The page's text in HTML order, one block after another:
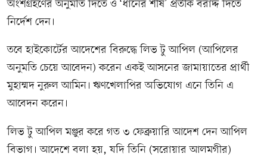
অংশগ্রহণের অনুমতি দিতে ও ‘ধানের শীষ’ প্রতীক বরাদ্দ দিতে
নির্দেশ দেন।
তবে হাইকোর্টের আদেশের বিরুদ্ধে লিভ টু আপিল (আপিলের
অনুমতি চেয়ে আবেদন) করেন একই আসনের জামায়াতের প্রার্থী
মুহাম্মদ নুরুল আমিন। ঋণখেলাপির অভিযোগ এনে তিনি এ
আবেদন করেন।
লিভ টু আপিল মঞ্জুর করে গত ৩ ফেব্রুয়ারি আদেশ দেন আপিল
বিভাগ। আদেশে বলা হয়, যদি তিনি (সরোয়ার আলমগীর)